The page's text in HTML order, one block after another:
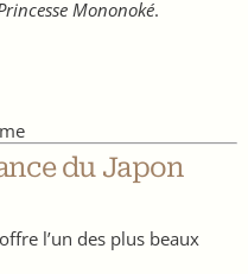
Mononoké.
du Japon
l’un des plus beaux